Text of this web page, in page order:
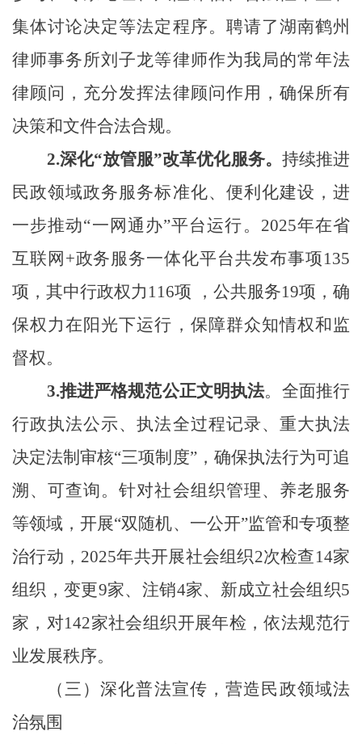
集体讨论决定等法定程序。 聘请了湖南鹤州
律师事务所刘子龙等律师作为我局的常年法
律顾问 ， 充分发挥法律顾问作用，确保所有
决策和文件合法合规。
2.深化“放管服”改革优化服务。 持续推进
民政领域政务服务标准化、便利化建设 ，进
一步推动“一网通办”平台运行。 2025年在省
互联网+政务服务一体化平台共发布事项135
项，其中行政权力116项 ，公共服务19项 ，确
保权力在阳光下运行，保障群众知情权和监
督权。
3.推进严格规范公正文明执法。全面推行
行政执法公示、执法全过程记录、重大执法
决定法制审核“三项制度”，确保执法行为可追
溯、可查询。针对社会组织管理、养老服务
等领域，开展“双随机、一公开”监管和专项整
治行动 ， 2025年共开展社会组织2次检查14家
组织 ，变更9家、注销4家、新成立社会组织5
家 ，对142家社会组织开展年检 ，依法规范行
业发展秩序。
（ 三 ）深化普法宣传，营造民政领域法
治氛围